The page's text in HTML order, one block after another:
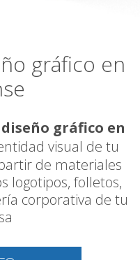
gráfico en
gráfico en
visual de tu
de materiales
logotipos, folletos,
corporativa de tu